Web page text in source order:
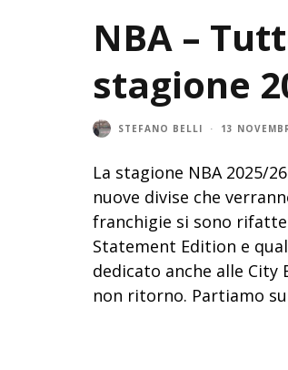
NBA –
stagione
STEFANO BELLI · 13
La stagione NBA 2025/
nuove divise che
franchigie si sono
Statement Edition e
dedicato anche alle
non ritorno. Partiamo